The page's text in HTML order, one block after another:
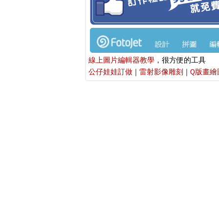
線上圖片編輯器教學 ，很方便的工具
公仔娃娃訂做 |雷射影像雕刻 |Q版畫繪